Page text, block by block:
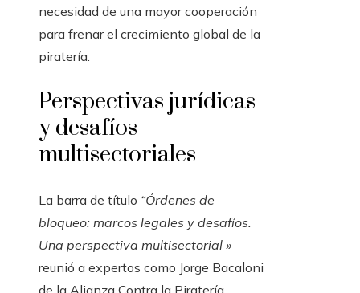
necesidad de una mayor cooperación
para frenar el crecimiento global de la
piratería.
Perspectivas jurídicas
y desafíos
multisectoriales
La barra de título “Órdenes de
bloqueo: marcos legales y desafíos.
Una perspectiva multisectorial »
reunió a expertos como Jorge Bacaloni